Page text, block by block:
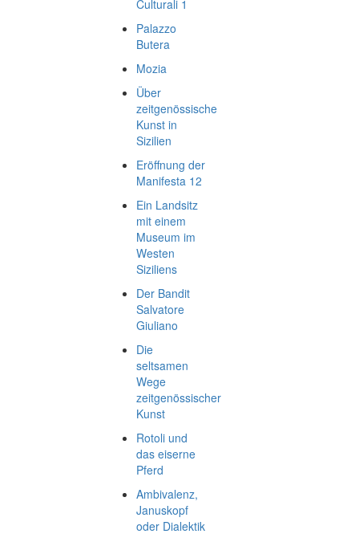
Culturali 1
Palazzo
Butera
Mozia
Über
zeitgenössische
Kunst in
Sizilien
Eröffnung der
Manifesta 12
Ein Landsitz
mit einem
Museum im
Westen
Siziliens
Der Bandit
Salvatore
Giuliano
Die
seltsamen
Wege
zeitgenössischer
Kunst
Rotoli und
das eiserne
Pferd
Ambivalenz,
Januskopf
oder Dialektik